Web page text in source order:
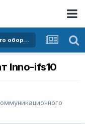
Покупка и продажа телекоммуникационного оборудования
Inno-ifs10